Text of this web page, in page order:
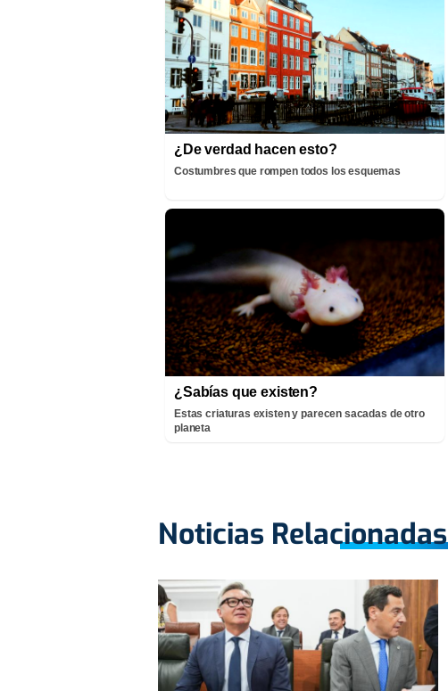
¿De verdad hacen esto?
Costumbres que rompen todos los esquemas
¿Sabías que existen?
Estas criaturas existen y parecen sacadas de otro
planeta
Noticias Relacionadas